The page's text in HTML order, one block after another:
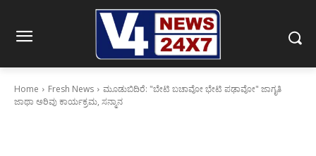
Home Fresh News
ಮೂಡುಬಿದಿರೆ: "ಬೇಟಿ ಬಚಾವೋ ಭೇಟಿ ಪಢಾವೋ" ಜಾಗೃತಿ
ಜಾಥಾ ಅರಿವು ಕಾರ್ಯಕ್ರಮ, ಸನ್ಮಾನ